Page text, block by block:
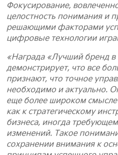
Фокусирование,
целостность понимания и
решающими факторами
цифровые технологии
«Награда «Лучший бренд
демонстрирует, что все
признают, что точное
необходимо и актуально.
еще более широком смысле
как к стратегическому
бизнеса, иногда
изменений. Такое
сохранении внимания к